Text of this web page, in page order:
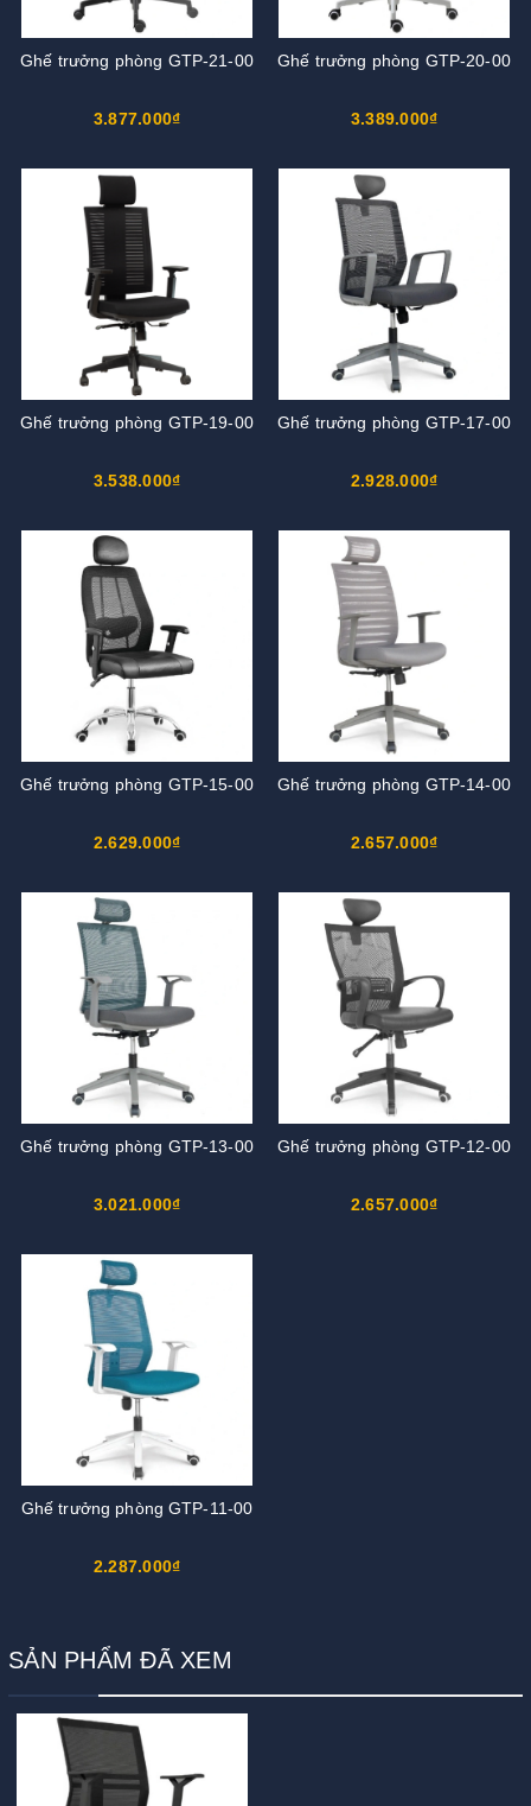
Ghế trưởng phòng GTP-21-00
3.877.000₫
Ghế trưởng phòng GTP-20-00
3.389.000₫
Ghế trưởng phòng GTP-19-00
3.538.000₫
Ghế trưởng phòng GTP-17-00
2.928.000₫
Ghế trưởng phòng GTP-15-00
2.629.000₫
Ghế trưởng phòng GTP-14-00
2.657.000₫
Ghế trưởng phòng GTP-13-00
3.021.000₫
Ghế trưởng phòng GTP-12-00
2.657.000₫
Ghế trưởng phòng GTP-11-00
2.287.000₫
SẢN PHẨM ĐÃ XEM